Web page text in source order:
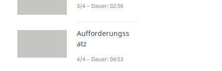
3/4 – Dauer: 02:56
Aufforderungss
atz
4/4 – Dauer: 04:53